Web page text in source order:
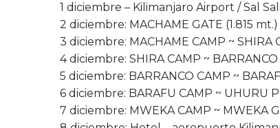
1 diciembre – Kilimanjaro Airport / Sal
2 diciembre: MACHAME GATE (1.815
3 diciembre: MACHAME CAMP ~ SHIRA
4 diciembre: SHIRA CAMP ~
5 diciembre: BARRANCO CAMP ~
6 diciembre: BARAFU CAMP ~ UHURU
7 diciembre: MWEKA CAMP ~ MWEKA